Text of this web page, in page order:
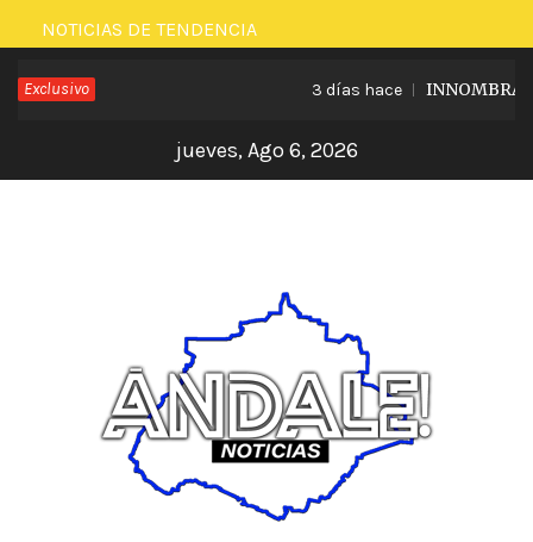
Saltar
al
contenido
NOTICIAS DE TENDENCIA
Exclusivo 3 días hace
jueves, Ago 6, 2026